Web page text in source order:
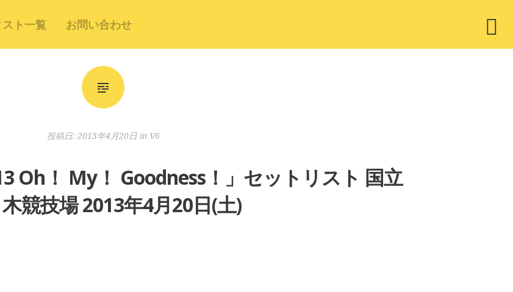
ト一覧 お問い合わせ
投稿日: 2013年4月20日in V6
Oh！ My！ Goodness！」セットリスト 国立
競技場 2013年4月20日(土)